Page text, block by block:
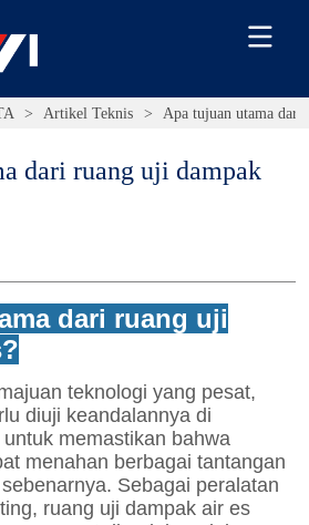
> Artikel Teknis > Apa tujuan utama dari
dari ruang uji dampak